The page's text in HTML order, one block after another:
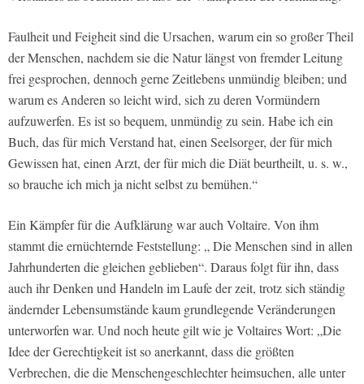
Faulheit und Feigheit sind die Ursachen, warum ein so großer Theil
der Menschen, nachdem sie die Natur längst von fremder Leitung
frei gesprochen, dennoch gerne Zeitlebens unmündig bleiben; und
warum es Anderen so leicht wird, sich zu deren Vormündern
aufzuwerfen. Es ist so bequem, unmündig zu sein. Habe ich ein
Buch, das für mich Verstand hat, einen Seelsorger, der für mich
Gewissen hat, einen Arzt, der für mich die Diät beurtheilt, u. s. w.,
so brauche ich mich ja nicht selbst zu bemühen.“
Ein Kämpfer für die Aufklärung war auch Voltaire. Von ihm
stammt die ernüchternde Feststellung: „ Die Menschen sind in allen
Jahrhunderten die gleichen geblieben“. Daraus folgt für ihn, dass
auch ihr Denken und Handeln im Laufe der zeit, trotz sich ständig
ändernder Lebensumstände kaum grundlegende Veränderungen
unterworfen war. Und noch heute gilt wie je Voltaires Wort: „Die
Idee der Gerechtigkeit ist so anerkannt, dass die größten
Verbrechen, die die Menschengeschlechter heimsuchen, alle unter